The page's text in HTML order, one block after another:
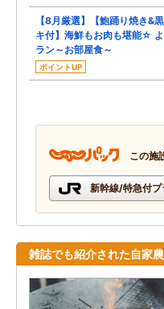
【8月厳選】【鮑踊り焼き&
キ付】海鮮もお肉も堪能☆
ラン～お部屋食～
ポイントUP
この施
新幹線/特急付プ
雑誌でも紹介された自家